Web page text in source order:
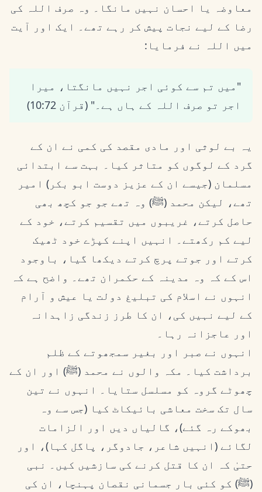
معاوضہ یا احسان نہیں مانگا۔ وہ صرف اللہ کی
رضا کے لیے نجات پیش کر رہے تھے۔ ایک اور آیت
میں اللہ نے فرمایا:
"میں تم سے کوئی اجر نہیں مانگتا، میرا
اجر تو صرف اللہ کے ہاں ہے۔" (قرآن 10:72)
یہ بے لوثی اور مادی مقصد کی کمی نے ان کے
گرد کے لوگوں کو متاثر کیا۔ بہت سے ابتدائی
مسلمان (جیسے ان کے عزیز دوست ابو بکر) امیر
تھے، لیکن محمد (ﷺ) وہ تھے جو جو کچھ بھی
حاصل کرتے، غریبوں میں تقسیم کرتے، خود کے
لیے کم رکھتے۔ انہیں اپنے کپڑے خود ٹھیک
کرتے اور جوتے پرچ کرتے دیکھا گیا، باوجود
اس کے کہ وہ مدینہ کے حکمران تھے۔ واضح ہے کہ
انہوں نے اسلام کی تبلیغ دولت یا عیش و آرام
کے لیے نہیں کی، ان کا طرز زندگی زاہدانہ
اور عاجزانہ رہا۔
انہوں نے صبر اور بغیر سمجھوتے کے ظلم
برداشت کیا۔ مکہ والوں نے محمد (ﷺ) اور ان کے
چھوٹے گروہ کو مسلسل ستایا۔ انہوں نے تین
سال تک سخت معاشی بائیکاٹ کیا (جس سے وہ
بھوکے رہ گئے)، گالیاں دیں اور الزامات
لگائے (انہیں شاعر، جادوگر، پاگل کہا)، اور
حتیٰ کہ ان کا قتل کرنے کی سازشیں کیں۔ نبی
(ﷺ) کو کئی بار جسمانی نقصان پہنچا، ان کی